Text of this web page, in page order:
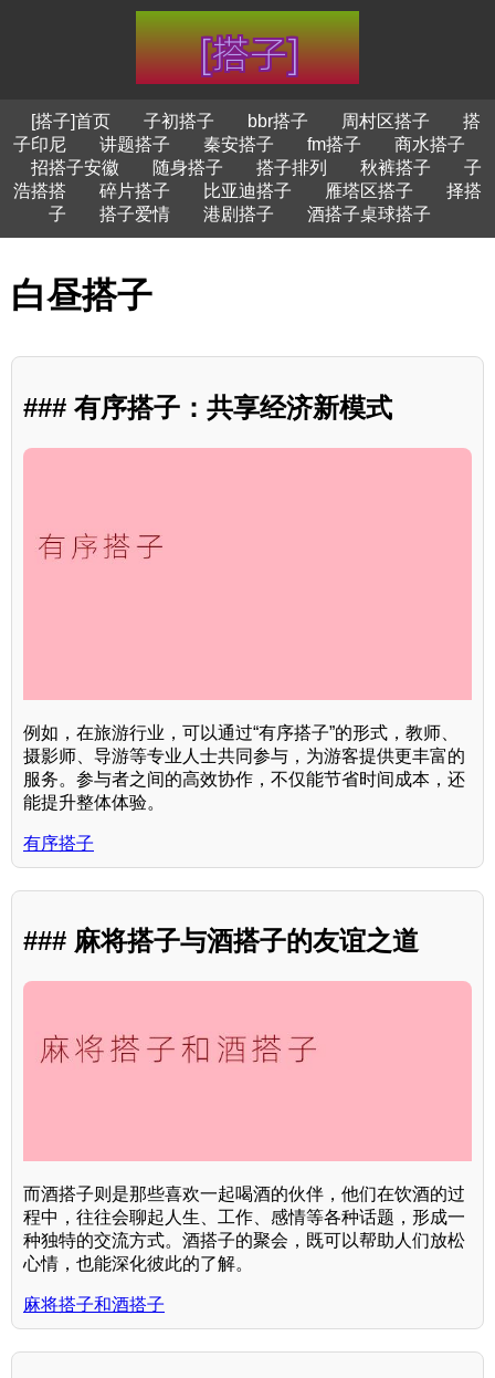
[搭子]首页 子初搭子 bbr搭子 周村区搭子
搭
子印尼
讲题搭子 秦安搭子 fm搭子
商水搭子
招搭子安徽
随身搭子 搭子排列 秋裤搭子
子
浩搭搭
碎片搭子 比亚迪搭子 雁塔区搭子
择搭
子
搭子爱情 港剧搭子 酒搭子桌球搭子
白昼搭子
### 有序搭子：共享经济新模式
例如，在旅游行业，可以通过“有序搭子”的形式，教师、
摄影师、导游等专业人士共同参与，为游客提供更丰富的
服务。参与者之间的高效协作，不仅能节省时间成本，还
能提升整体体验。
有序搭子
### 麻将搭子与酒搭子的友谊之道
而酒搭子则是那些喜欢一起喝酒的伙伴，他们在饮酒的过
程中，往往会聊起人生、工作、感情等各种话题，形成一
种独特的交流方式。酒搭子的聚会，既可以帮助人们放松
心情，也能深化彼此的了解。
麻将搭子和酒搭子